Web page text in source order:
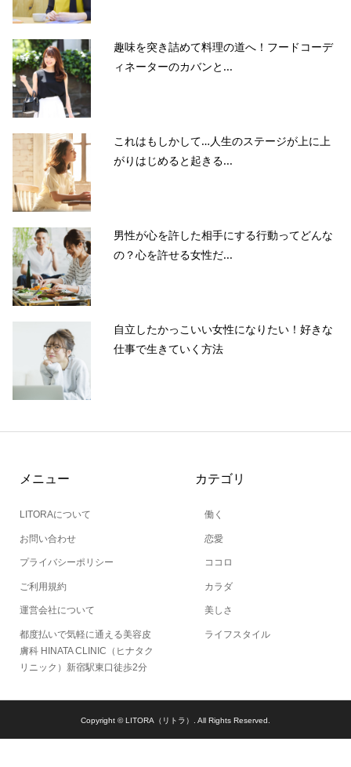
趣味を突き詰めて料理の道へ！フードコーデ
ィネーターのカバンと...
これはもしかして…人生のステージが上に上
がりはじめると起きる...
男性が心を許した相手にする行動ってどんな
の？心を許せる女性だ...
自立したかっこいい女性になりたい！好きな
仕事で生きていく方法
メニュー
LITORAについて
お問い合わせ
プライバシーポリシー
ご利用規約
運営会社について
都度払いで気軽に通える美容皮
膚科 HINATA CLINIC（ヒナタク
リニック）新宿駅東口徒歩2分
カテゴリ
働く
恋愛
ココロ
カラダ
美しさ
ライフスタイル
Copyright ©LITORA（リトラ）. All Rights Reserved.